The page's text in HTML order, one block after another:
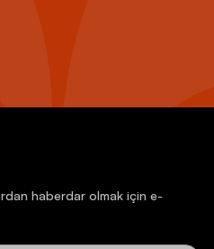
haberdar olmak için e-